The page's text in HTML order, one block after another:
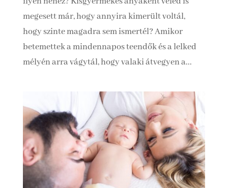
megesett már, hogy annyira kimerült voltál,
hogy szinte magadra sem ismertél? Amikor
betemettek a mindennapos teendők és a lelked
mélyén arra vágytál, hogy valaki átvegyen a...